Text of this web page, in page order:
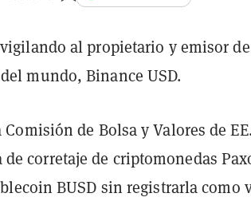
al propietario y emisor
mundo, Binance USD.
Comisión de Bolsa y Valores de
corretaje de criptomonedas
BUSD sin registrarla como